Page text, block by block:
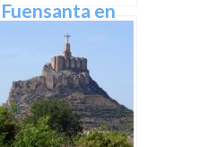
Fuensanta en
Murcia: Un
Lugar de
Devoción y
Belleza Natural